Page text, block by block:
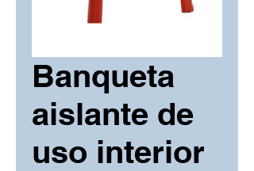
Banqueta
aislante de
uso interior